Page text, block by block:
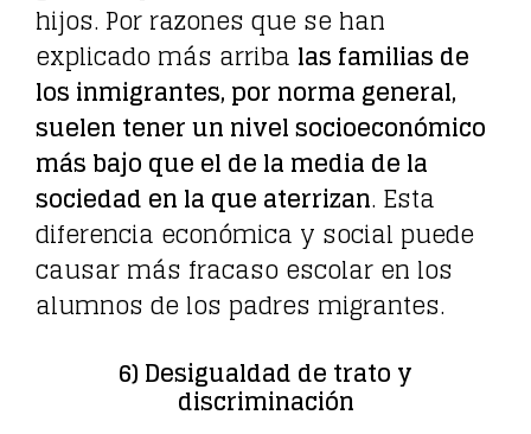
hijos. Por razones que se han
explicado más arriba las familias de
los inmigrantes, por norma general,
suelen tener un nivel socioeconómico
más bajo que el de la media de la
sociedad en la que aterrizan. Esta
diferencia económica y social puede
causar más fracaso escolar en los
alumnos de los padres migrantes.
6) Desigualdad de trato y
discriminación